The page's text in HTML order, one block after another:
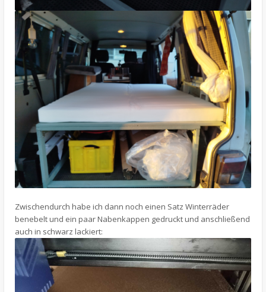
Zwischendurch habe ich dann noch einen Satz Winterräder
benebelt und ein paar Nabenkappen gedruckt und anschließend
auch in schwarz lackiert: